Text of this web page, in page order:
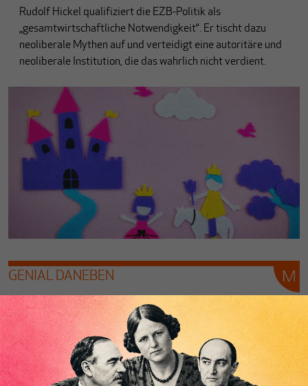
Rudolf Hickel qualifiziert die EZB-Politik als
„gesamtwirtschaftliche Notwendigkeit“. Er tischt dazu
neoliberale Mythen auf und verteidigt eine autoritäre und
neoliberale Institution, die das wahrlich nicht verdient.
GENIAL DANEBEN
Schon wieder ein Wolff zum Heulen!
VonPaul Steinhardt
Bei Ernst Wolff fragt man sich immer wieder, wie er den
Status eines renommierten, kritischen Finanzjournalisten